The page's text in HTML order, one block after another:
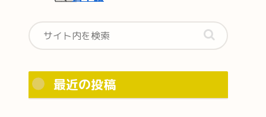
最近の投稿